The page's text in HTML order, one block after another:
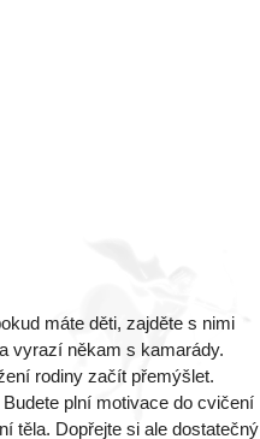
máte děti, zajděte s nimi
vyrazí někam s kamarády.
rodiny začít přemýšlet.
plní motivace do cvičení
těla. Dopřejte si ale dostatečný